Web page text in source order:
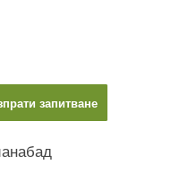
запитване